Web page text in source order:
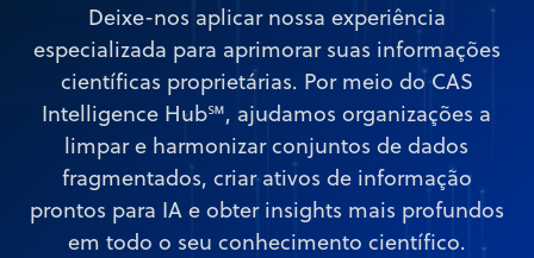
Deixe-nos aplicar nossa experiência
especializada para aprimorar suas informações
científicas proprietárias. Por meio do CAS
Intelligence Hub℠, ajudamos organizações a
limpar e harmonizar conjuntos de dados
fragmentados, criar ativos de informação
prontos para IA e obter insights mais profundos
em todo o seu conhecimento científico.